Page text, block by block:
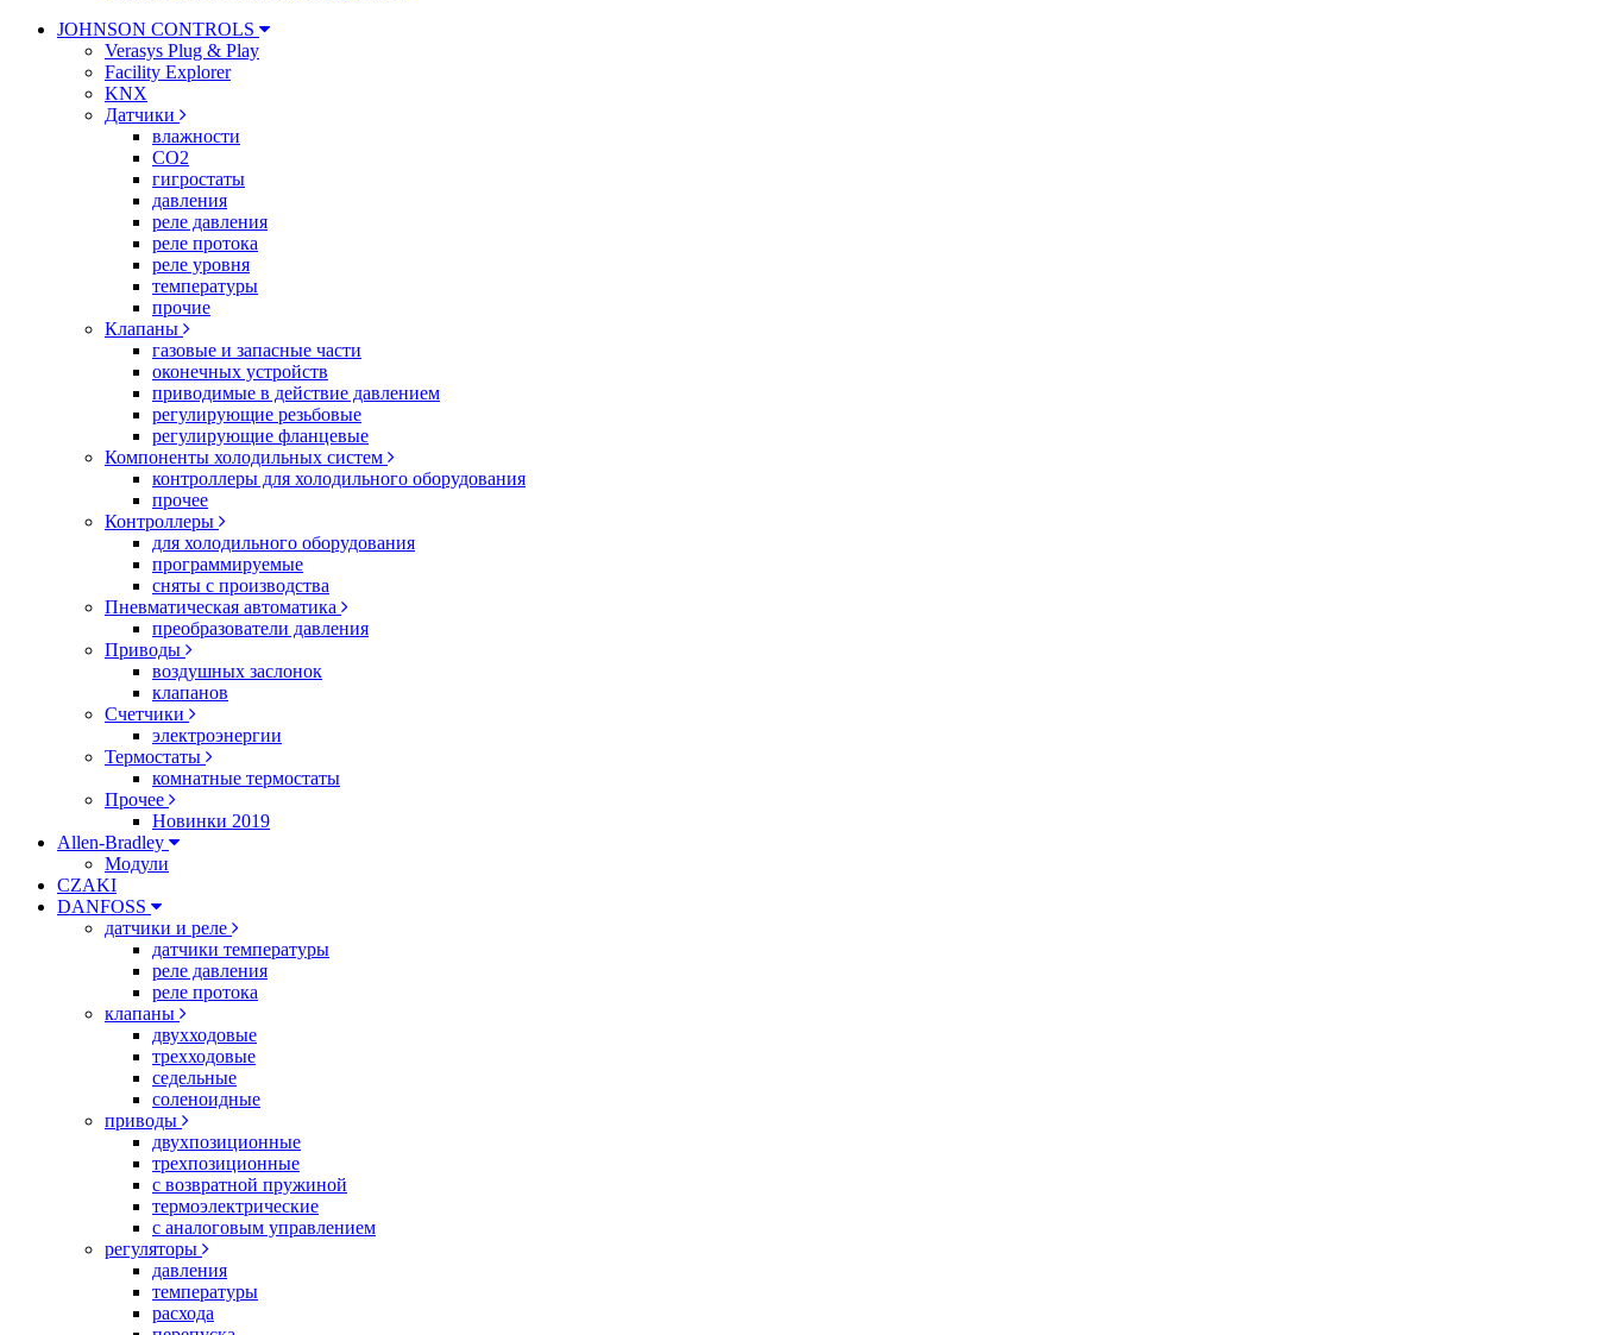
JOHNSON CONTROLS
Verasys Plug & Play
Facility Explorer
KNX
Датчики
влажности
CO2
гигростаты
давления
реле давления
реле протока
реле уровня
температуры
прочие
Клапаны
газовые и запасные части
оконечных устройств
приводимые в действие давлением
регулирующие резьбовые
регулирующие фланцевые
Компоненты холодильных систем
контроллеры для холодильного оборудования
прочее
Контроллеры
для холодильного оборудования
программируемые
сняты с производства
Пневматическая автоматика
преобразователи давления
Приводы
воздушных заслонок
клапанов
Счетчики
электроэнергии
Термостаты
комнатные термостаты
Прочее
Новинки 2019
Allen-Bradley
Модули
CZAKI
DANFOSS
датчики и реле
датчики температуры
реле давления
реле протока
клапаны
двухходовые
трехходовые
седельные
соленоидные
приводы
двухпозиционные
трехпозиционные
с возвратной пружиной
термоэлектрические
с аналоговым управлением
регуляторы
давления
температуры
расхода